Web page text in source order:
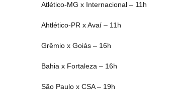
Atlético-MG x Internacional – 11h
Ahtlético-PR x Avaí – 11h
Grêmio x Goiás – 16h
Bahia x Fortaleza – 16h
São Paulo x CSA – 19h